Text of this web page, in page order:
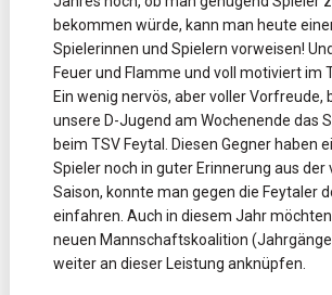
bekommen würde, kann man heute
Spielerinnen und Spielern vorweisen!
Feuer und Flamme und voll motiviert im
Ein wenig nervös, aber voller Vorfreude,
unsere D-Jugend am Wochenende das
beim TSV Feytal. Diesen Gegner haben
Spieler noch in guter Erinnerung aus der
Saison, konnte man gegen die Feytaler
einfahren. Auch in diesem Jahr
neuen Mannschaftskoalition
weiter an dieser Leistung anknüpfen.